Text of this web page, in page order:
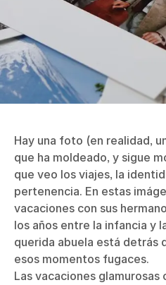
Hay una foto (en realidad,
que ha moldeado, y sigue
que veo los viajes, la
pertenencia. En estas
vacaciones con sus
los años entre la infancia y
querida abuela está detrás
esos momentos fugaces.
Las vacaciones